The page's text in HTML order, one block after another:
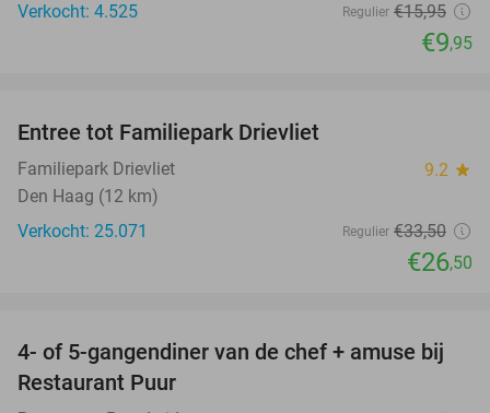
Verkocht: 4.525
Regulier €15,95
€9,95
Entree tot Familiepark Drievliet
Familiepark Drievliet 9.2 star
Den Haag (12 km)
Verkocht: 25.071
Regulier €33,50
€26,50
40%
4- of 5-gangendiner van de chef + amuse bij
Restaurant Puur